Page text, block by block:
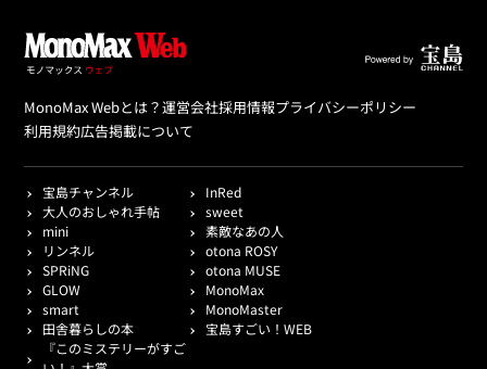
MonoMax Webとは？運営会社採用情報プライバシーポリシー
利用規約広告掲載について
宝島チャンネル
InRed
大人のおしゃれ手帖
sweet
mini
素敵なあの人
リンネル
otona ROSY
SPRiNG
otona MUSE
GLOW
MonoMax
smart
MonoMaster
田舎暮らしの本
宝島すごい！WEB
『このミステリーがすご